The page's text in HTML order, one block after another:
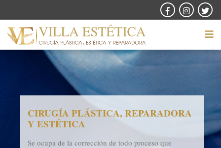
CIRUGÍA PLÁSTICA, REPARADORA
Y ESTÉTICA
Se ocupa de la corrección de todo proceso que